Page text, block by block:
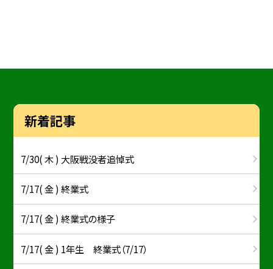
新着記事
7/30( 木 ) 大阪戦没者追悼式
7/17( 金 ) 終業式
7/17( 金 ) 終業式の様子
7/17( 金 ) 1年生 終業式（7/17）